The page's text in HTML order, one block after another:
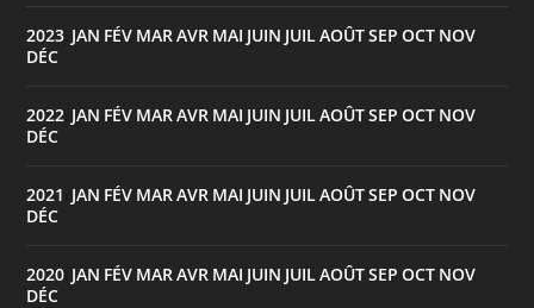
2023 JAN FÉV MAR AVR MAI JUIN JUIL AOÛTSEP OCT NOV
DÉC
2022 JAN FÉV MAR AVR MAI JUIN JUIL AOÛTSEP OCT NOV
DÉC
2021 JAN FÉV MAR AVR MAI JUIN JUIL AOÛTSEP OCT NOV
DÉC
2020 JAN FÉV MAR AVR MAI JUIN JUIL AOÛTSEP OCT NOV
DÉC